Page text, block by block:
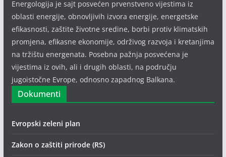
Energologija je sajt posvećen prvenstveno vijestima iz
oblasti energije, obnovljivih izvora energije, energetske
efikasnosti, zaštite životne sredine, borbi protiv klimatskih
promjena, efikasne ekonomije, održivog razvoja i kretanjima
na tržištu energenata. Posebna pažnja posvećena je
vijestima iz ovih, ali i drugih oblasti, na području
jugoistočne Evrope, odnosno zapadnog Balkana.
Dokumenti
Evropski zeleni plan
Zakon o zaštiti prirode (RS)